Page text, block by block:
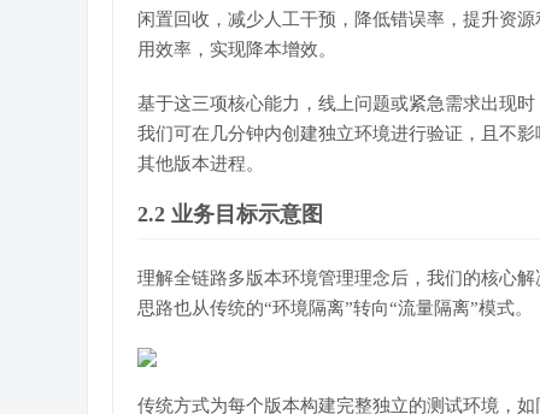
闲置回收，减少人工干预，降低错误率，提升资源
用效率，实现降本增效。
基于这三项核心能力，线上问题或紧急需求出现时
我们可在几分钟内创建独立环境进行验证，且不影
其他版本进程。
2.2 业务目标示意图
理解全链路多版本环境管理理念后，我们的核心解
思路也从传统的“环境隔离”转向“流量隔离”模式。
传统方式为每个版本构建完整独立的测试环境，如